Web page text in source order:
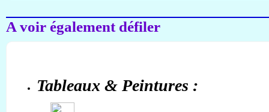
A voir également défiler
Tableaux & Peintures :